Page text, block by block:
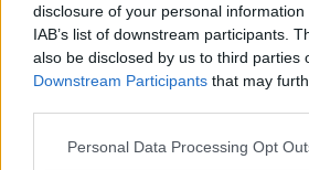
disclosure of your personal
IAB’s list of downstream participants.
also be disclosed by us to third parties
Downstream Participants that may
Personal Data Processing Opt
Newcastle United 26-27 –